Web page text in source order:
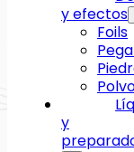
y efectos
Foils
y